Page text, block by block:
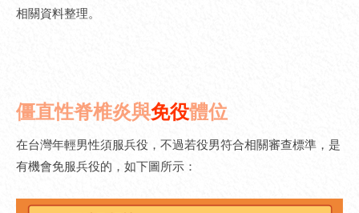
相關資料整理。
僵直性脊椎炎與免役體位
在台灣年輕男性須服兵役，不過若役男符合相關審查標準，是
有機會免服兵役的，如下圖所示：